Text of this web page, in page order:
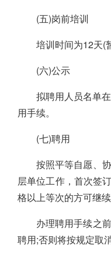
(五)岗前培训
培训时间为12天(
(六)公示
拟聘用人员名单
用手续。
(七)聘用
按照平等自愿、
层单位工作，首次签
格以上等次的方可继
办理聘用手续之
聘用;否则将按规定取